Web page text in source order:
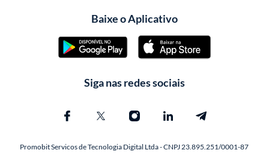
Baixe o Aplicativo
Siga nas redes sociais
Promobit Servicos de Tecnologia Digital Ltda - CNPJ 23.895.251/0001-87